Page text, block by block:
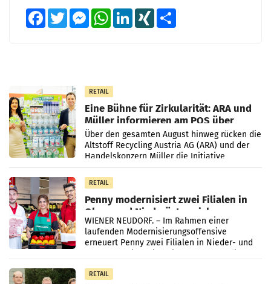
FacebookTwitter MessengerWhatsAppLinkedInXING
RETAIL
Eine Bühne für Zirkularität: ARA und
Müller informieren am POS über
Kreislauffähigkeit
Über den gesamten August hinweg rücken die
Altstoff Recycling Austria AG (ARA) und der
Handelskonzern Müller die Initiative
„Kreislauf-Helden“ in allen österreichischen
Müller-Filialen
RETAIL
Penny modernisiert zwei Filialen in
Ober- und Niederösterreich
WIENER NEUDORF. – Im Rahmen einer
laufenden Modernisierungsoffensive
erneuert Penny zwei Filialen in Nieder- und
RETAIL